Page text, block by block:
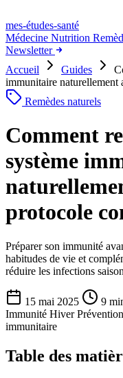
mes-études-santé
Médecine Nutrition
Newsletter
Accueil
Guides
immunitaire
Remèdes naturels
Comment
système
protocole
Préparer son immunité
habitudes de vie et
réduire les infections
15 mai 2025
9
Immunité Hiver
immunitaire
Table des